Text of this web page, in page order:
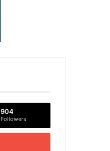
904
Followers